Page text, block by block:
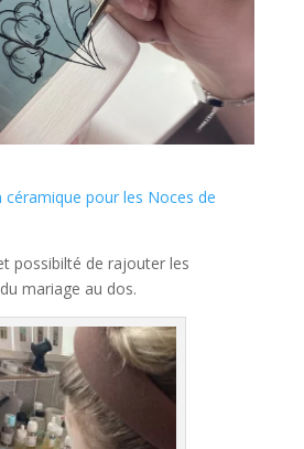
céramique pour les Noces de
possibilté de rajouter les
mariage au dos.